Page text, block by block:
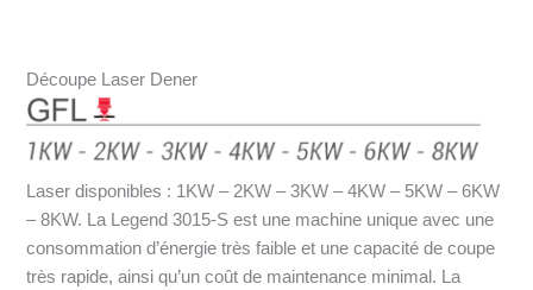
Découpe Laser Dener
Laser disponibles : 1KW – 2KW – 3KW – 4KW – 5KW – 6KW
– 8KW. La Legend 3015-S est une machine unique avec une
consommation d’énergie très faible et une capacité de coupe
très rapide, ainsi qu’un coût de maintenance minimal. La